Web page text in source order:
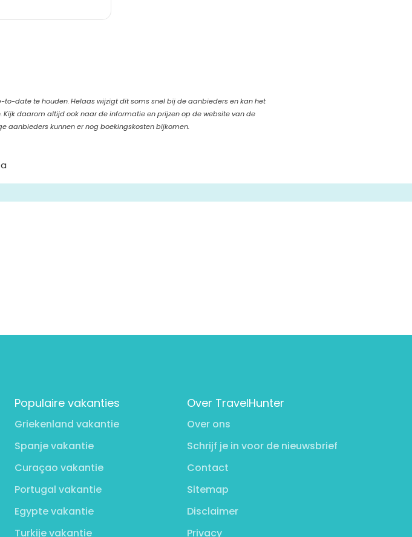
date te houden. Helaas wijzigt dit soms snel bij de aanbieders en kan het
daarom altijd ook naar de informatie en prijzen op de website van de
aanbieders kunnen er nog boekingskosten bijkomen.
Populaire vakanties
Griekenland vakantie
Spanje vakantie
Curaçao vakantie
Portugal vakantie
Egypte vakantie
Turkije vakantie
Over TravelHunter
Over ons
Schrijf je in voor de nieuwsbrief
Contact
Sitemap
Disclaimer
Privacy